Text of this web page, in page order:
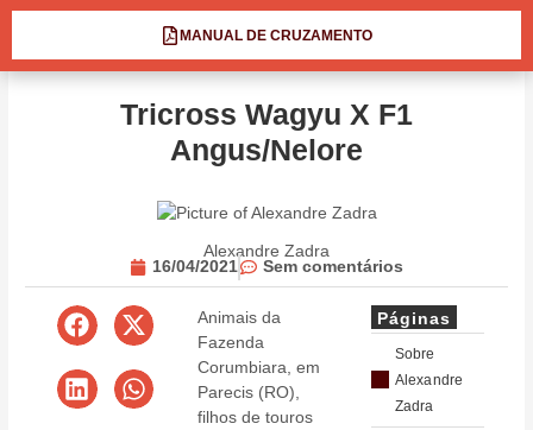
MANUAL DE CRUZAMENTO
Tricross Wagyu X F1
Angus/Nelore
Alexandre Zadra
16/04/2021 Sem comentários
Animais da
Fazenda
Corumbiara, em
Parecis (RO),
filhos de touros
Páginas
Sobre
Alexandre
Zadra